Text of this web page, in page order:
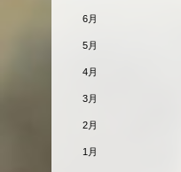
6月
5月
4月
3月
2月
1月